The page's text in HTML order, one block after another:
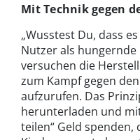
Mit Technik gegen
„Wusstest Du, dass
Nutzer als hungernde
versuchen die
zum Kampf gegen
aufzurufen. Das
herunterladen und
teilen“ Geld